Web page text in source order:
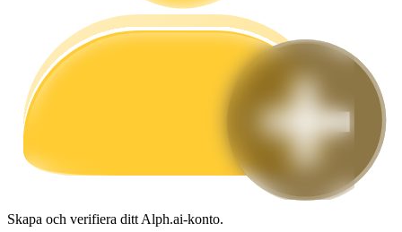
Futures startguide
Skapa och verifiera ditt Alph.ai-konto.